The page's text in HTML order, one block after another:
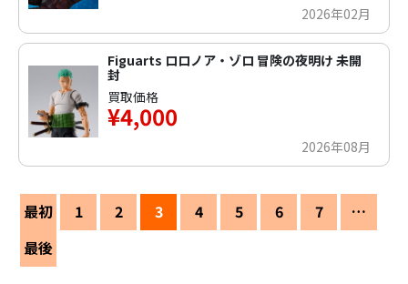
2026年02月
Figuarts ロロノア・ゾロ 冒険の夜明け 未開
封
買取価格
¥4,000
2026年08月
最初 1 2 3 4 5 6 7
…
最後